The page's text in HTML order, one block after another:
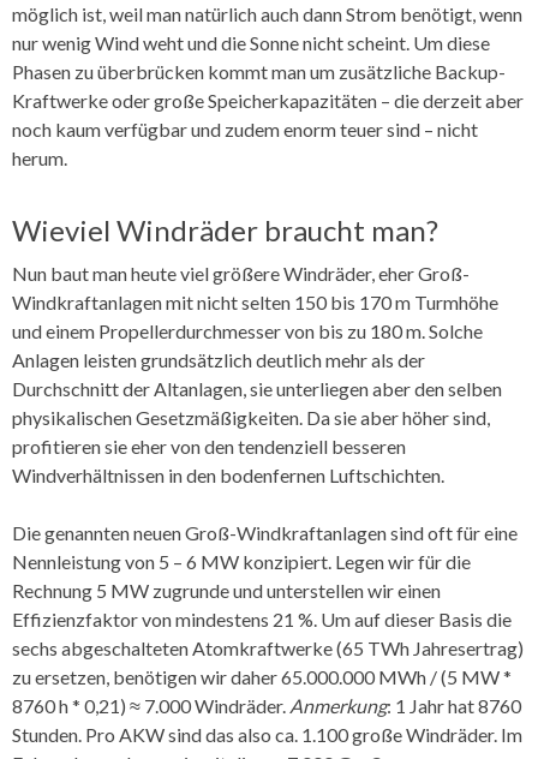
möglich ist, weil man natürlich auch dann Strom benötigt, wenn
nur wenig Wind weht und die Sonne nicht scheint. Um diese
Phasen zu überbrücken kommt man um zusätzliche Backup-
Kraftwerke oder große Speicherkapazitäten – die derzeit aber
noch kaum verfügbar und zudem enorm teuer sind – nicht
herum.
Wieviel Windräder braucht man?
Nun baut man heute viel größere Windräder, eher Groß-
Windkraftanlagen mit nicht selten 150 bis 170 m Turmhöhe
und einem Propellerdurchmesser von bis zu 180 m. Solche
Anlagen leisten grundsätzlich deutlich mehr als der
Durchschnitt der Altanlagen, sie unterliegen aber den selben
physikalischen Gesetzmäßigkeiten. Da sie aber höher sind,
profitieren sie eher von den tendenziell besseren
Windverhältnissen in den bodenfernen Luftschichten.
Die genannten neuen Groß-Windkraftanlagen sind oft für eine
Nennleistung von 5 – 6 MW konzipiert. Legen wir für die
Rechnung 5 MW zugrunde und unterstellen wir einen
Effizienzfaktor von mindestens 21 %. Um auf dieser Basis die
sechs abgeschalteten Atomkraftwerke (65 TWh Jahresertrag)
zu ersetzen, benötigen wir daher 65.000.000 MWh / (5 MW *
8760 h * 0,21) ≈ 7.000 Windräder. Anmerkung: 1 Jahr hat 8760
Stunden. Pro AKW sind das also ca. 1.100 große Windräder. Im